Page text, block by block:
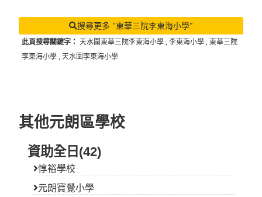
搜尋更多 "東華三院李東海小學"
此頁搜尋關鍵字： 天水圍東華三院李東海小學 ,李東海小學 ,東華三院
李東海小學 ,天水圍李東海小學
其他元朗區學校
資助全日(42)
惇裕學校
元朗寶覺小學